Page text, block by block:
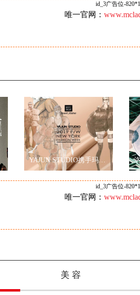
id_3广告位-
唯一官网：
YAJUN STUDIO携手玛丽黛佳色彩工作室2019秋冬纽约时装周玩转跨界
id_3广告位-
唯一官网：
美 容